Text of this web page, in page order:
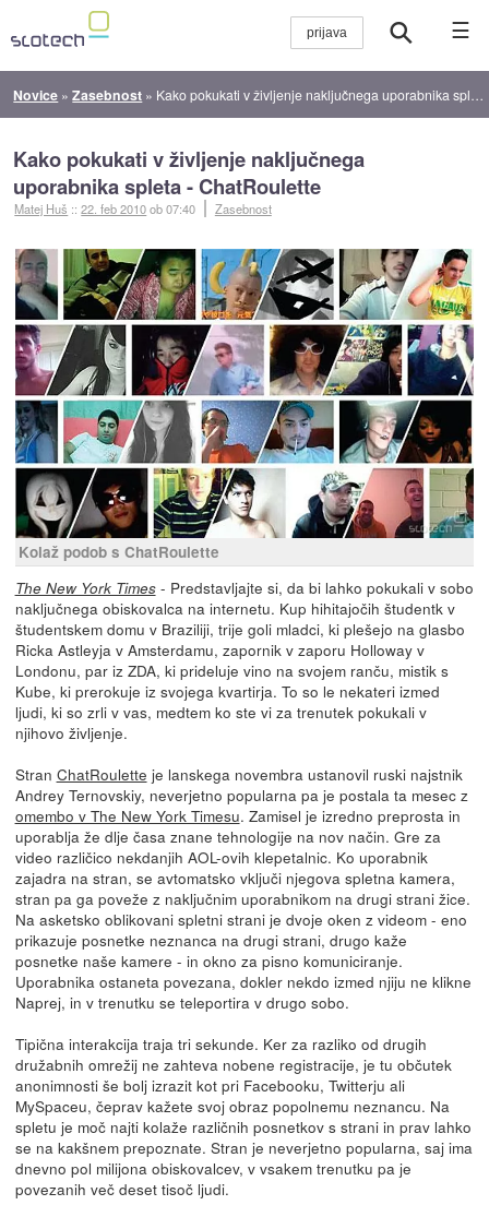
☰
Novice »Zasebnost » Kako pokukati v življenje naključnega uporabnika spleta - ChatRoulette
Kako pokukati v življenje naključnega
uporabnika spleta - ChatRoulette
Matej Huš ::22. feb 2010ob 07:40 Zasebnost
Kolaž podob s ChatRoulette
The New York Times- Predstavljajte si, da bi lahko pokukali v sobo
naključnega obiskovalca na internetu. Kup hihitajočih študentk v
študentskem domu v Braziliji, trije goli mladci, ki plešejo na glasbo
Ricka Astleyja v Amsterdamu, zapornik v zaporu Holloway v
Londonu, par iz ZDA, ki prideluje vino na svojem ranču, mistik s
Kube, ki prerokuje iz svojega kvartirja. To so le nekateri izmed
ljudi, ki so zrli v vas, medtem ko ste vi za trenutek pokukali v
njihovo življenje.
Stran ChatRoulette je lanskega novembra ustanovil ruski najstnik
Andrey Ternovskiy, neverjetno popularna pa je postala ta mesec z
omembo v The New York Timesu. Zamisel je izredno preprosta in
uporablja že dlje časa znane tehnologije na nov način. Gre za
video različico nekdanjih AOL-ovih klepetalnic. Ko uporabnik
zajadra na stran, se avtomatsko vključi njegova spletna kamera,
stran pa ga poveže z naključnim uporabnikom na drugi strani žice.
Na asketsko oblikovani spletni strani je dvoje oken z videom - eno
prikazuje posnetke neznanca na drugi strani, drugo kaže
posnetke naše kamere - in okno za pisno komuniciranje.
Uporabnika ostaneta povezana, dokler nekdo izmed njiju ne klikne
Naprej, in v trenutku se teleportira v drugo sobo.
Tipična interakcija traja tri sekunde. Ker za razliko od drugih
družabnih omrežij ne zahteva nobene registracije, je tu občutek
anonimnosti še bolj izrazit kot pri Facebooku, Twitterju ali
MySpaceu, čeprav kažete svoj obraz popolnemu neznancu. Na
spletu je moč najti kolaže različnih posnetkov s strani in prav lahko
se na kakšnem prepoznate. Stran je neverjetno popularna, saj ima
dnevno pol milijona obiskovalcev, v vsakem trenutku pa je
povezanih več deset tisoč ljudi.